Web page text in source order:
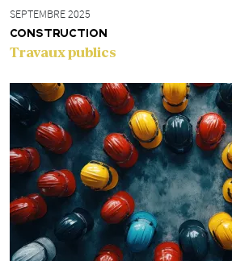
SEPTEMBRE 2025
CONSTRUCTION
Travaux publics